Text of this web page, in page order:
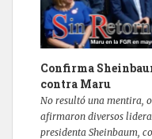
Confirma
contra Maru
No resultó una mentira,
afirmaron diversos
presidenta Sheinbaum,